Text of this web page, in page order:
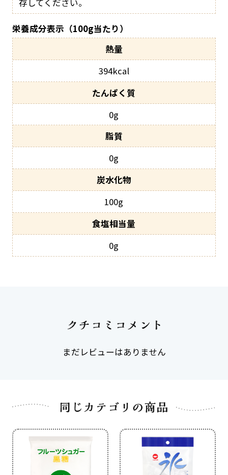
栄養成分表示（100g当たり）
394kcal
0g
0g
100g
0g
まだレビューはありません